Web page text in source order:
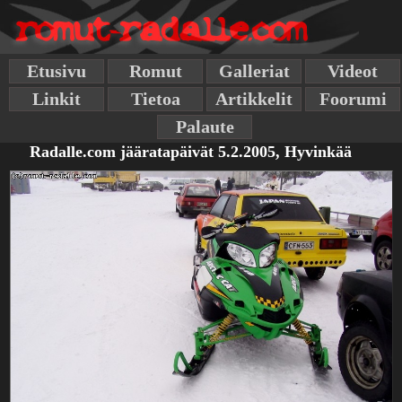
Etusivu Romut Galleriat
Videot
Linkit
Tietoa Artikkelit
Foorumi
Palaute
Radalle.com jääratapäivät 5.2.2005, Hyvinkää